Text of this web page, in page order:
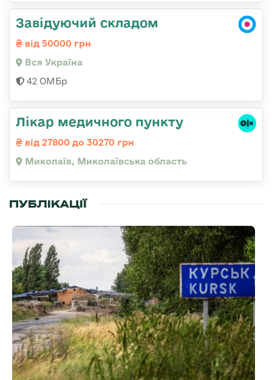
Завідуючий складом
від 50000 грн
Вся Україна
42 ОМБр
Лікар медичного пункту
від 27800 до 30270 грн
Миколаїв, Миколаївська область
ПУБЛІКАЦІЇ